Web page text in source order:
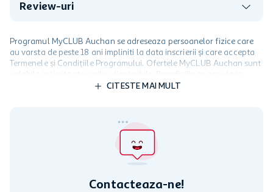
Review-uri
Programul MyCLUB Auchan se adreseaza persoanelor fizice care
au varsta de peste 18 ani impliniti la data inscrierii și care accepta
Termenele și Condițiile Programului. Ofertele MyCLUB Auchan sunt
valabile in limita stocurilor disponibile. Beneficiile se acorda in
limita a 12 unitati / card client o singura data in perioada promotiei.
activitati in afara celor mentionate in Termene si Conditii. Auchan
nu raspunde pentru imposibilitatea utilizarii Cardului in perioada in
care aceste este suspendat sau in perioada in care sunt efectuate
intretineri sau reparatii tehnice la sistemul de utilizarea al Cardului.
CITESTE MAI MULT
Contacteaza-ne!